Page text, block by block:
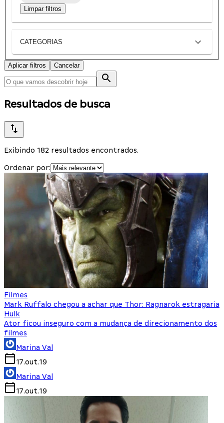
Limpar filtros
CATEGORIAS
Aplicar filtros Cancelar
Resultados de busca
Exibindo 182 resultados encontrados.
Ordenar por:
Filmes
Mark Ruffalo chegou a achar que Thor: Ragnarok estragaria
Hulk
Ator ficou inseguro com a mudança de direcionamento dos
filmes
Marina Val
17.out.19
Marina Val
17.out.19